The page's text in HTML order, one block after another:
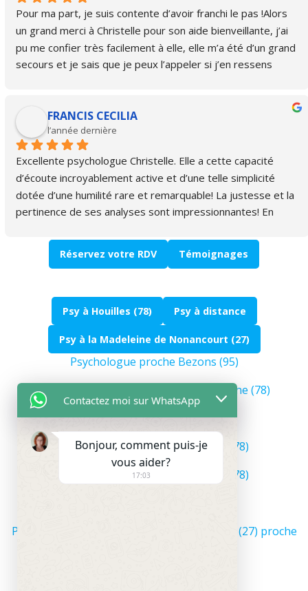
Pour ma part, je suis contente d’avoir franchi le pas !Alors
un grand merci à Christelle pour son aide bienveillante, j’ai
pu me confier très facilement à elle, elle m’a été d’un grand
secours et je sais que je peux l’appeler si j’en ressens
? même petites 🙏
FRANCIS CECILIA
l’année dernière
Excellente psychologue Christelle. Elle a cette capacité
d’écoute incroyablement active et d’une telle simplicité
dotée d’une humilité rare et remarquable! La justesse et la
pertinence de ses analyses sont impressionnantes! En
problématique avec une telle facilité et si naturellement, là
où d’autres ont pris des mois. C’est tout simplement de
Réservez votre RDV Témoignages
Psy à Houilles (78) Psy à distance
Psy à la Madeleine de Nonancourt (27)
Psychologue proche Bezons (95)
Psychologue proche Carrières-sur-Seine (78)
Psychologie proche Chatou (78)
Psychologue proche Montesson (78)
Psychologue proche Sartrouville (78)
Psychologue à la Madeleine de Nonancourt (27) proche
Contactez moi sur WhatsApp
Bonjour, comment puis-je
vous aider?
17:03